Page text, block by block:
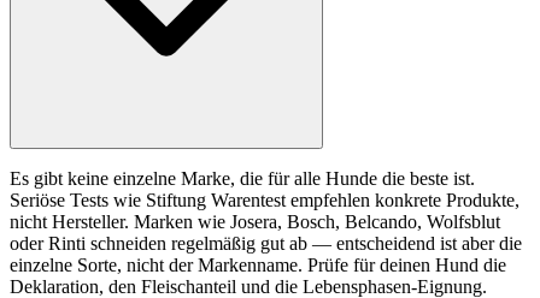
Es gibt keine einzelne Marke, die für alle Hunde die beste ist.
Seriöse Tests wie Stiftung Warentest empfehlen konkrete Produkte,
nicht Hersteller. Marken wie Josera, Bosch, Belcando, Wolfsblut
oder Rinti schneiden regelmäßig gut ab — entscheidend ist aber die
einzelne Sorte, nicht der Markenname. Prüfe für deinen Hund die
Deklaration, den Fleischanteil und die Lebensphasen-Eignung.